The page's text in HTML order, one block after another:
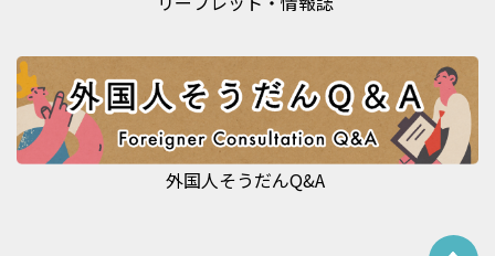
外国人そうだんQ&A